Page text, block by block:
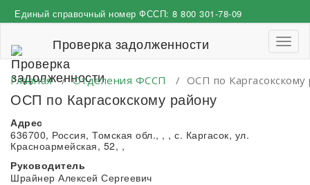
к
Единый справочный номер ФССП: 8 800 301-78-09
Проверка задолженности
Главная/Отделения ФССП / ОСП по Каргасокскому
ОСП по Каргасокскому району
Адрес
636700, Россия, Томская обл., , , с. Каргасок, ул.
Красноармейская, 52, ,
Руководитель
Шрайнер Алексей Сергеевич